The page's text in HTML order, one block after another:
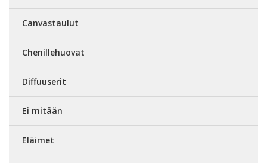
Canvastaulut
Chenillehuovat
Diffuuserit
Ei mitään
Eläimet